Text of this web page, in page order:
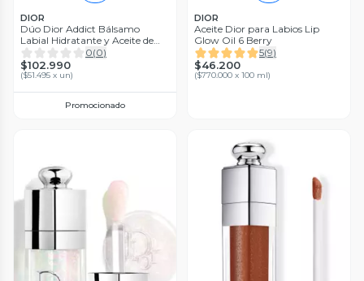
DIOR
Dúo Dior Addict Bálsamo
Labial Hidratante y Aceite de
Labios 001 Pink
0(0)
$102.990
($51.495 x un)
Promocionado
DIOR
Aceite Dior para Labios Lip
Glow Oil 6 Berry
5(9)
$46.200
($770.000 x 100 ml)